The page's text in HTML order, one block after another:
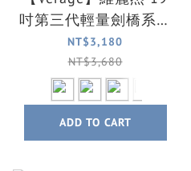
吋第三代輕量劍橋系列
登機箱/行李箱(6色可
選)
NT$3,180
NT$3,680
ADD TO CART